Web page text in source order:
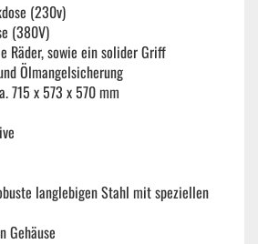
(230v)
(380V)
Räder, sowie ein solider Griff
Ölmangelsicherung
715 x 573 x 570 mm
langlebigen Stahl mit speziellen
Gehäuse